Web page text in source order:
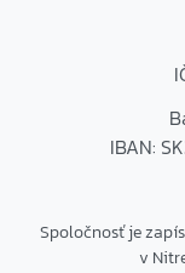
IBAN:
Spoločnosť je
v